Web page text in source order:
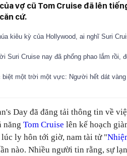
vợ cũ Tom Cruise đã lên
cứ.
kiêu kỳ của Hollywood, ai nghĩ Suri
Suri Cruise nay đã phổng phao lắm rồi,
biệt một trời một vực: Người hết dát
Day đã đăng tải thông tin về
năng Tom Cruise lên kế hoạch
ly hôn tới giờ, nam tài tử "
nào. Nhiều người tin rằng, sự